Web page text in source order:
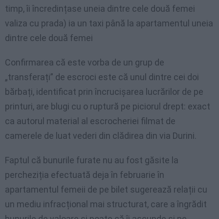
timp, îi încredințase uneia dintre cele două femei
valiza cu prada) ia un taxi până la apartamentul uneia
dintre cele două femei
Confirmarea că este vorba de un grup de
„transferați” de escroci este că unul dintre cei doi
bărbați, identificat prin încrucișarea lucrărilor de pe
printuri, are blugi cu o ruptură pe piciorul drept: exact
ca autorul material al escrocheriei filmat de
camerele de luat vederi din clădirea din via Durini.
Faptul că bunurile furate nu au fost găsite la
percheziția efectuată deja în februarie în
apartamentul femeii de pe bilet sugerează relații cu
un mediu infracțional mai structurat, care a îngrădit